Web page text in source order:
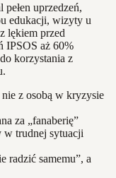
pełen uprzedzeń,
edukacji, wizyty u
lękiem przed
IPSOS aż 60%
korzystania z
z osobą w kryzysie
za „fanaberię”
w trudnej sytuacji
radzić samemu”, a